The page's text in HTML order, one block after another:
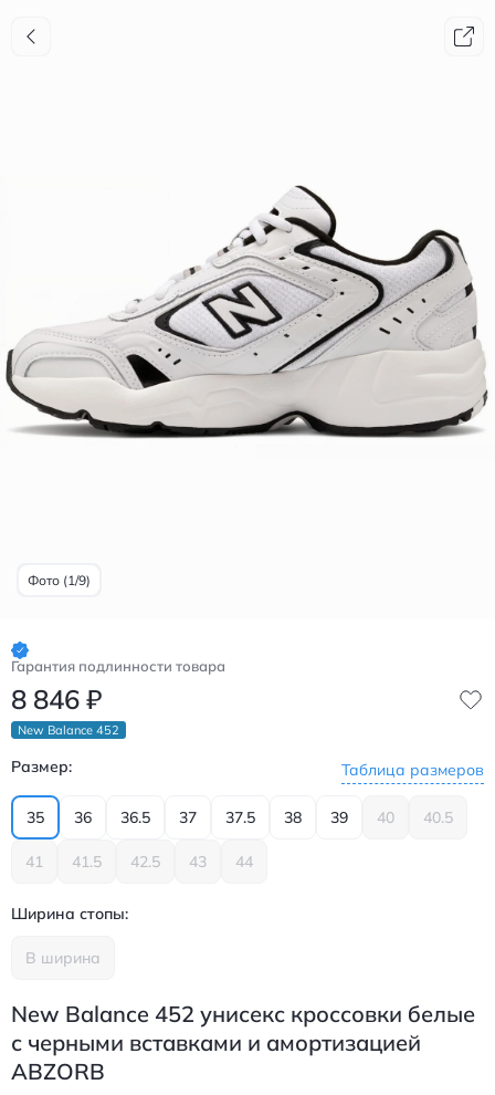
Фото (1/9)
Гарантия подлинности товара
8 846 ₽
New Balance 452
Размер: Таблица размеров
35 36 36.5 37 37.5 38 39 40 40.5
41 41.5 42.5 43 44
Ширина стопы:
B ширина
New Balance 452 унисекс кроссовки белые
с черными вставками и амортизацией
ABZORB